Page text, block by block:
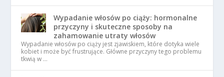
Wypadanie włosów po ciąży: hormonalne
przyczyny i skuteczne sposoby na
zahamowanie utraty włosów
Wypadanie włosów po ciąży jest zjawiskiem, które dotyka wiele
kobiet i może być frustrujące. Główne przyczyny tego problemu
tkwią w …